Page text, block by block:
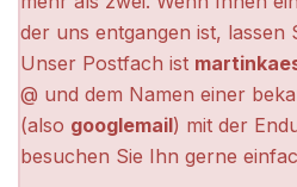
der uns entgangen ist, lassen
Unser Postfach ist
@ und dem Namen einer
(also googlemail) mit der
besuchen Sie Ihn gerne